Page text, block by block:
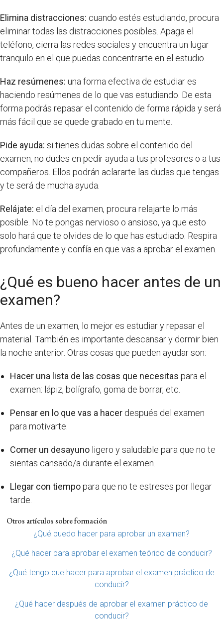
Elimina distracciones: cuando estés estudiando, procura
eliminar todas las distracciones posibles. Apaga el
teléfono, cierra las redes sociales y encuentra un lugar
tranquilo en el que puedas concentrarte en el estudio.
Haz resúmenes: una forma efectiva de estudiar es
haciendo resúmenes de lo que vas estudiando. De esta
forma podrás repasar el contenido de forma rápida y será
más fácil que se quede grabado en tu mente.
Pide ayuda: si tienes dudas sobre el contenido del
examen, no dudes en pedir ayuda a tus profesores o a tus
compañeros. Ellos podrán aclararte las dudas que tengas
y te será de mucha ayuda.
Relájate: el día del examen, procura relajarte lo más
posible. No te pongas nervioso o ansioso, ya que esto
solo hará que te olvides de lo que has estudiado. Respira
profundamente y confía en que vas a aprobar el examen.
¿Qué es bueno hacer antes de un
examen?
Antes de un examen, lo mejor es estudiar y repasar el
material. También es importante descansar y dormir bien
la noche anterior. Otras cosas que pueden ayudar son:
Hacer una lista de las cosas que necesitas para el
examen: lápiz, bolígrafo, goma de borrar, etc.
Pensar en lo que vas a hacer después del examen
para motivarte.
Comer un desayuno ligero y saludable para que no te
sientas cansado/a durante el examen.
Llegar con tiempopara que no te estreses por llegar
tarde.
Otros artículos sobre formación
¿Qué puedo hacer para aprobar un examen?
¿Qué hacer para aprobar el examen teórico de conducir?
¿Qué tengo que hacer para aprobar el examen práctico de
conducir?
¿Qué hacer después de aprobar el examen práctico de
conducir?